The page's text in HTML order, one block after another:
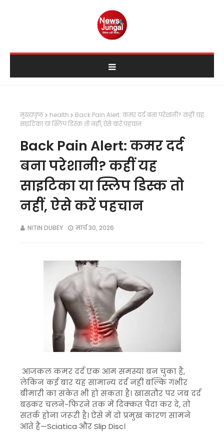
मुख्यपृष्ठ health
Back Pain Alert: कमर दर्द बना परेशानी? कहीं यह
साइटिका या स्लिप डिस्क तो नहीं, ऐसे करें पहचान
Back Pain Alert: कमर दर्द
बना परेशानी? कहीं यह
साइटिका या स्लिप डिस्क तो
नहीं, ऐसे करें पहचान
NITIN DUBEY मार्च 30, 2026
आजकल कमर दर्द एक आम समस्या बन चुका है,
लेकिन कई बार यह सामान्य दर्द नहीं बल्कि गंभीर
बीमारी का संकेत भी हो सकता है। खासतौर पर जब दर्द
बढ़कर चलने-फिरने तक में दिक्कत पैदा कर दे, तो
सतर्क होना जरूरी है। ऐसे में दो प्रमुख कारण सामने
आते हैं—Sciatica औरSlip Disc।